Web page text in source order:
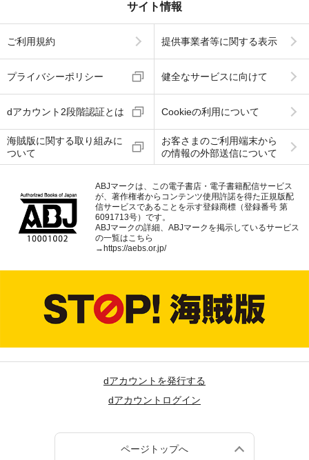
サイト情報
ご利用規約 提供事業者等に関する表示
プライバシーポリシー 健全なサービスに向けて
dアカウント2段階認証とは Cookieの利用について
海賊版に関する取り組みに
ついて
お客さまのご利用端末から
の情報の外部送信について
ABJマークは、この電子書店・電子書籍配信サービス
が、著作権者からコンテンツ使用許諾を得た正規版配
信サービスであることを示す登録商標（登録番号 第
6091713号）です。
ABJマークの詳細、ABJマークを掲示しているサービス
の一覧はこちら
→ https://aebs.or.jp/
dアカウントを発行する
dアカウントログイン
ページトップへ